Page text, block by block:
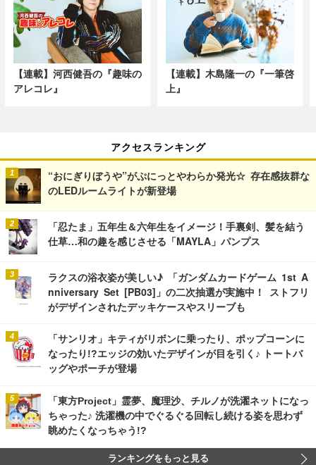
【連載】河西健吾の『趣味の
アレコレ』
【連載】木島隆一の『一筆啓
上』
アクセスランキング
“おにぎりぼうや”がぷにっとやわらか発光☆ 存在感抜群な
のLEDルームライトが新登場
「忍たま」五年生＆六年生をイメージ！手裏剣、髪を結う
仕草…和の趣を感じさせる「MAYLA」パンプス
ラクスの浴衣姿が美しい♪ 「ガンダムカードゲーム 1st A
nniversary Set [PB03]」の二次抽選が実施中！ ストフリ
がデザインされたデッキケースやスリーブも
「サンリオ」キティがリボンに乗ったり、ポップコーンに
なったり!?エッジの効いたデザインが目を引く♪ トートバ
ッグやポーチが登場
「東方Project」霊夢、魔理沙、チルノが洗濯ネットになっ
ちゃった♪ 洗濯機の中でぐるぐる回転し続ける姿を思わず
眺めたくなっちゃう!?
ランキングをもっと見る